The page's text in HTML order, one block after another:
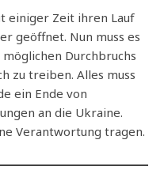
einiger Zeit ihren Lauf
geöffnet. Nun muss es
Durchbruchs
zu treiben. Alles muss
ein Ende von
an die Ukraine.
Verantwortung tragen.